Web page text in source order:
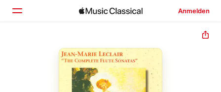
Anmelden
Startseite
Entdecken